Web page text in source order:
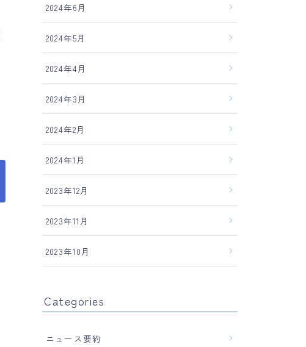
2024年6月
2024年5月
2024年4月
2024年3月
2024年2月
2024年1月
2023年12月
2023年11月
2023年10月
Categories
ニュース要約